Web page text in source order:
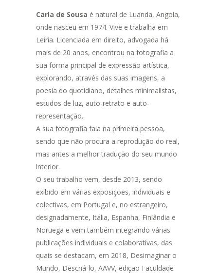
Carla de Sousa é natural de Luanda, Angola,
onde nasceu em 1974. Vive e trabalha em
Leiria. Licenciada em direito, advogada há
mais de 20 anos, encontrou na fotografia a
sua forma principal de expressão artística,
explorando, através das suas imagens, a
poesia do quotidiano, detalhes minimalistas,
estudos de luz, auto-retrato e auto-
representação.
A sua fotografia fala na primeira pessoa,
sendo que não procura a reprodução do real,
mas antes a melhor tradução do seu mundo
interior.
O seu trabalho vem, desde 2013, sendo
exibido em várias exposições, individuais e
colectivas, em Portugal e, no estrangeiro,
designadamente, Itália, Espanha, Finlândia e
Noruega e vem também integrando várias
publicações individuais e colaborativas, das
quais se destacam, em 2018, Desimaginar o
Mundo, Descriá-lo, AAVV, edição Faculdade